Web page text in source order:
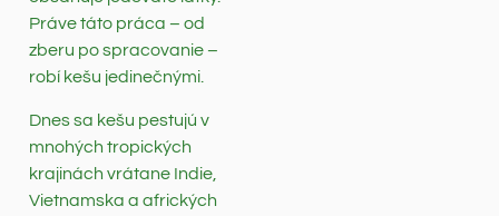
Práve táto práca – od
zberu po spracovanie –
robí kešu jedinečnými.
Dnes sa kešu pestujú v
mnohých tropických
krajinách vrátane Indie,
Vietnamska a afrických